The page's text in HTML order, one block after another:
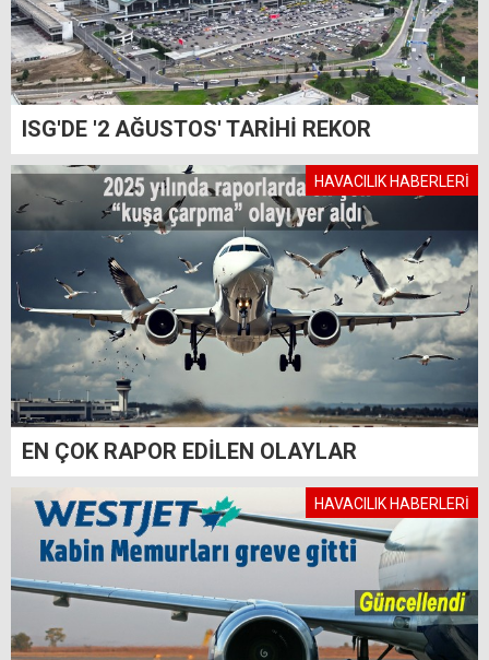
ISG'DE '2 AĞUSTOS' TARİHİ REKOR
HAVACILIK HABERLERİ
EN ÇOK RAPOR EDİLEN OLAYLAR
HAVACILIK HABERLERİ